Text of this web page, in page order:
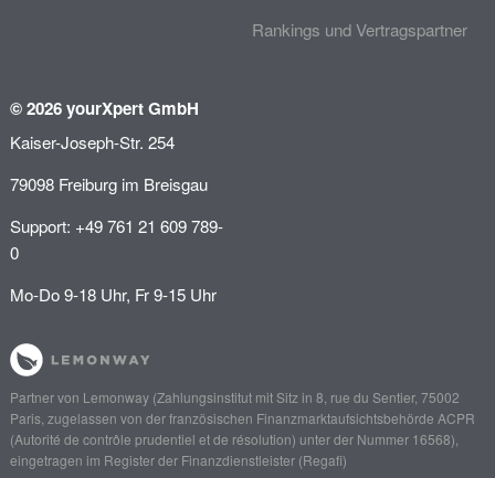
Rankings und Vertragspartner
© 2026 yourXpert GmbH
Kaiser-Joseph-Str. 254
79098 Freiburg im Breisgau
Support: +49 761 21 609 789-
0
Mo-Do 9-18 Uhr, Fr 9-15 Uhr
Partner von Lemonway(Zahlungsinstitut mit Sitz in 8, rue du Sentier, 75002
Paris, zugelassen von der französischen Finanzmarktaufsichtsbehörde ACPR
(Autorité de contrôle prudentiel et de résolution) unter der Nummer 16568),
eingetragen im Register der Finanzdienstleister (Regafi)